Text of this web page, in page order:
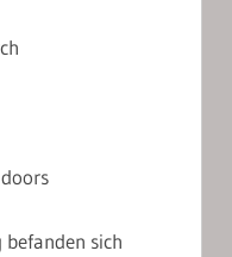
sich